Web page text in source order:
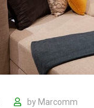
by Marcomm